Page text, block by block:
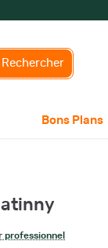
Rechercher
Bons Plans
professionnel